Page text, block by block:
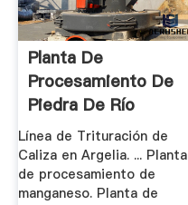
Planta De
Procesamiento De
Piedra De Río
Línea de Trituración de
Caliza en Argelia. ... Planta
de procesamiento de
manganeso. Planta de